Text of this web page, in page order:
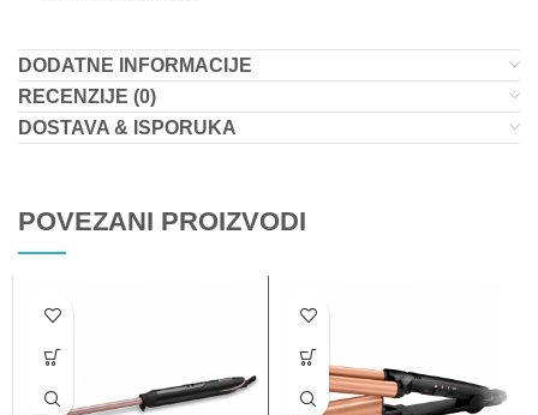
DODATNE INFORMACIJE
RECENZIJE (0)
DOSTAVA & ISPORUKA
POVEZANI PROIZVODI